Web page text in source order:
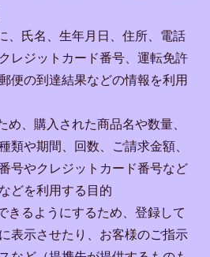
、氏名、生年月日、住所、電話
レジットカード番号、運転免許
便の到達結果などの情報を利用
め、購入された商品名や数量、
類や期間、回数、ご請求金額、
号やクレジットカード番号など
どを利用する目的
きるようにするため、登録して
表示させたり、お客様のご指示